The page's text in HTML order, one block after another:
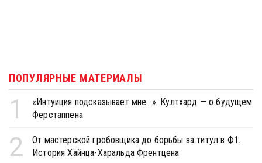
ПОПУЛЯРНЫЕ МАТЕРИАЛЫ
1
«Интуиция подсказывает мне...»: Култхард — о будущем
Ферстаппена
2
От мастерской гробовщика до борьбы за титул в Ф1.
История Хайнца-Харальда Френтцена